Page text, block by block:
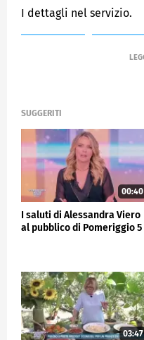
I dettagli nel servizio.
SUGGERITI
00:40
I saluti di Alessandra Viero
al pubblico di Pomeriggio 5
03:47